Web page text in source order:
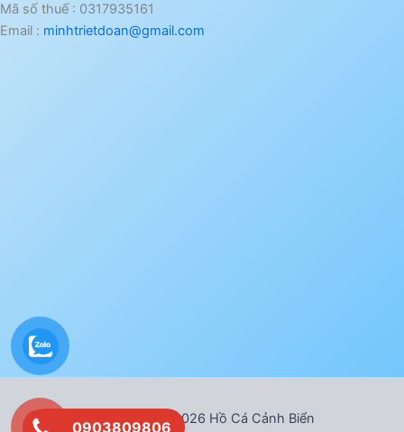
Mã số thuế : 0317935161
Email : minhtrietdoan@gmail.com
Bản quyền © 2026 Hồ Cá Cảnh Biển
0903809806